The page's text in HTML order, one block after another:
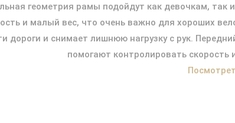
геометрия рамы подойдут как девочкам,
и малый вес, что очень важно для хороших
дороги и снимает лишнюю нагрузку с рук.
помогают контролировать